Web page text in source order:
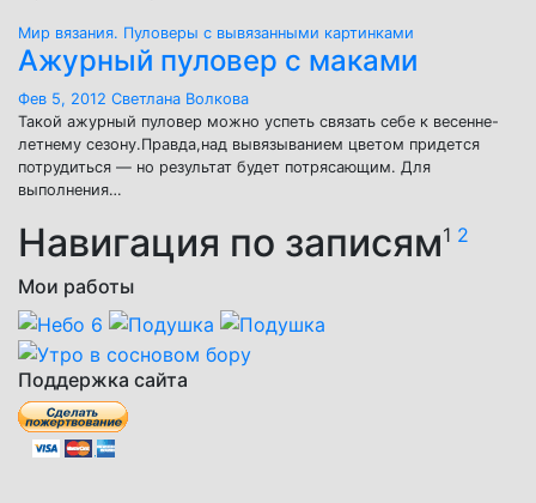
Мир вязания. Пуловеры с вывязанными картинками
Ажурный пуловер с маками
Фев 5, 2012 Светлана Волкова
Такой ажурный пуловер можно успеть связать себе к весенне-
летнему сезону.Правда,над вывязыванием цветом придется
потрудиться — но результат будет потрясающим. Для
выполнения…
Навигация по записям1 2
Мои работы
Поддержка сайта